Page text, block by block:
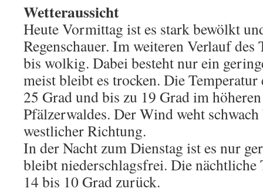
Wetteraussicht
Heute Vormittag ist es stark bewölkt
Regenschauer. Im weiteren Verlauf des
bis wolkig. Dabei besteht nur ein
meist bleibt es trocken. Die
25 Grad und bis zu 19 Grad im
Pfälzerwaldes. Der Wind weht
westlicher Richtung.
In der Nacht zum Dienstag ist es nur
bleibt niederschlagsfrei. Die nächtliche
14 bis 10 Grad zurück.